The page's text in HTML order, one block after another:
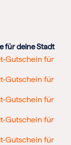
für deine Stadt
Gutschein für
Gutschein für
Gutschein für
Gutschein für
Gutschein für